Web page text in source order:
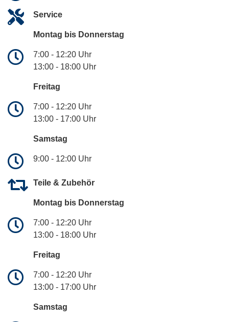
Service
Montag bis Donnerstag
7:00 - 12:20 Uhr
13:00 - 18:00 Uhr
Freitag
7:00 - 12:20 Uhr
13:00 - 17:00 Uhr
Samstag
9:00 - 12:00 Uhr
Teile & Zubehör
Montag bis Donnerstag
7:00 - 12:20 Uhr
13:00 - 18:00 Uhr
Freitag
7:00 - 12:20 Uhr
13:00 - 17:00 Uhr
Samstag